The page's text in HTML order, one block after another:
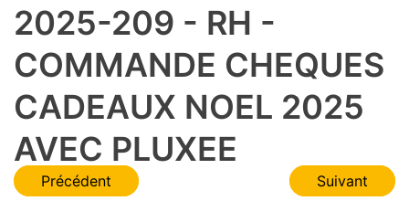
2025-209 - RH -
COMMANDE CHEQUES
CADEAUX NOEL 2025
AVEC PLUXEE
Navigation
Précédent Suivant